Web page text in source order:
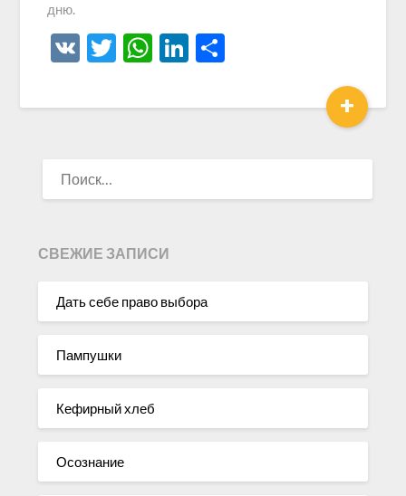
дню.
VK Twitter
WhatsApp
LinkedIn
+
СВЕЖИЕ ЗАПИСИ
Дать себе право выбора
Пампушки
Кефирный хлеб
Осознание